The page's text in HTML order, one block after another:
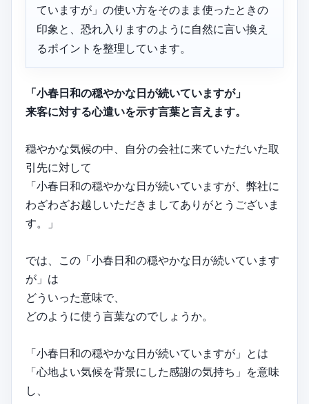
ていますが」の使い方をそのまま使ったときの
印象と、恐れ入りますのように自然に言い換え
るポイントを整理しています。
「小春日和の穏やかな日が続いていますが」
来客に対する心遣いを示す言葉と言えます。
穏やかな気候の中、自分の会社に来ていただいた取
引先に対して
「小春日和の穏やかな日が続いていますが、弊社に
わざわざお越しいただきましてありがとうございま
す。」
では、この「小春日和の穏やかな日が続いています
が」は
どういった意味で、
どのように使う言葉なのでしょうか。
「小春日和の穏やかな日が続いていますが」とは
「心地よい気候を背景にした感謝の気持ち」を意味
し、